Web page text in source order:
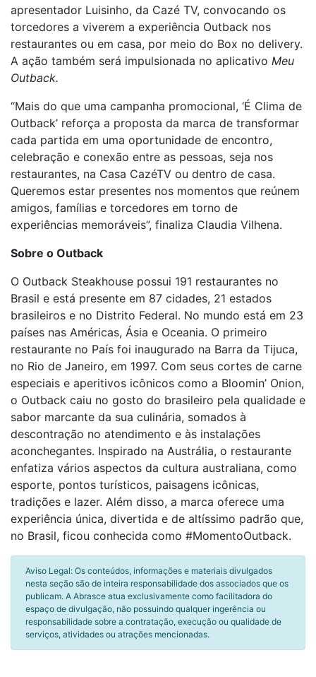
apresentador Luisinho, da Cazé TV, convocando os
torcedores a viverem a experiência Outback nos
restaurantes ou em casa, por meio do Box no delivery.
A ação também será impulsionada no aplicativo Meu
Outback.
“Mais do que uma campanha promocional, ‘É Clima de
Outback’ reforça a proposta da marca de transformar
cada partida em uma oportunidade de encontro,
celebração e conexão entre as pessoas, seja nos
restaurantes, na Casa CazéTV ou dentro de casa.
Queremos estar presentes nos momentos que reúnem
amigos, famílias e torcedores em torno de
experiências memoráveis”, finaliza Claudia Vilhena.
Sobre o Outback
O Outback Steakhouse possui 191 restaurantes no
Brasil e está presente em 87 cidades, 21 estados
brasileiros e no Distrito Federal. No mundo está em 23
países nas Américas, Ásia e Oceania. O primeiro
restaurante no País foi inaugurado na Barra da Tijuca,
no Rio de Janeiro, em 1997. Com seus cortes de carne
especiais e aperitivos icônicos como a Bloomin’ Onion,
o Outback caiu no gosto do brasileiro pela qualidade e
sabor marcante da sua culinária, somados à
descontração no atendimento e às instalações
aconchegantes. Inspirado na Austrália, o restaurante
enfatiza vários aspectos da cultura australiana, como
esporte, pontos turísticos, paisagens icônicas,
tradições e lazer. Além disso, a marca oferece uma
experiência única, divertida e de altíssimo padrão que,
no Brasil, ficou conhecida como #MomentoOutback.
Aviso Legal: Os conteúdos, informações e materiais divulgados
nesta seção são de inteira responsabilidade dos associados que os
publicam. A Abrasce atua exclusivamente como facilitadora do
espaço de divulgação, não possuindo qualquer ingerência ou
responsabilidade sobre a contratação, execução ou qualidade de
serviços, atividades ou atrações mencionadas.